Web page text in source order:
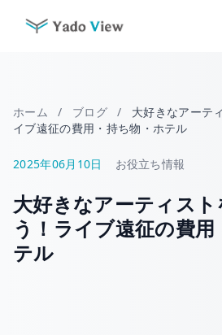
ホーム / ブログ /
大好きなアーテ
イブ遠征の費用・持ち物・ホテル
2025年06月10日 お役立ち情報
大好きなアーティスト
う！ライブ遠征の費
テル